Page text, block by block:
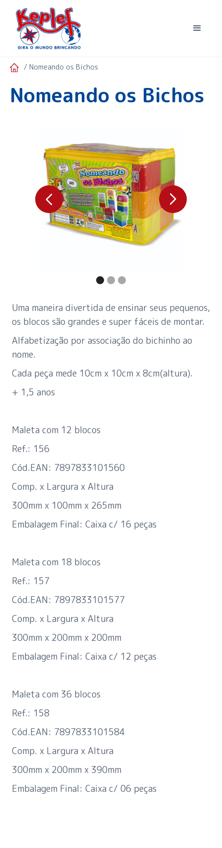
/ Nomeando os Bichos
Nomeando os Bichos
Uma maneira divertida de ensinar seus pequenos,
os blocos são grandes e super fáceis de montar.
Alfabetização por associação do bichinho ao
nome.
Cada peça mede 10cm x 10cm x 8cm(altura).
+ 1,5 anos
Maleta com 12 blocos
Ref.: 156
Cód.EAN: 7897833101560
Comp. x Largura x Altura
300mm x 100mm x 265mm
Embalagem Final: Caixa c/ 16 peças
Maleta com 18 blocos
Ref.: 157
Cód.EAN: 7897833101577
Comp. x Largura x Altura
300mm x 200mm x 200mm
Embalagem Final: Caixa c/ 12 peças
Maleta com 36 blocos
Ref.: 158
Cód.EAN: 7897833101584
Comp. x Largura x Altura
300mm x 200mm x 390mm
Embalagem Final: Caixa c/ 06 peças